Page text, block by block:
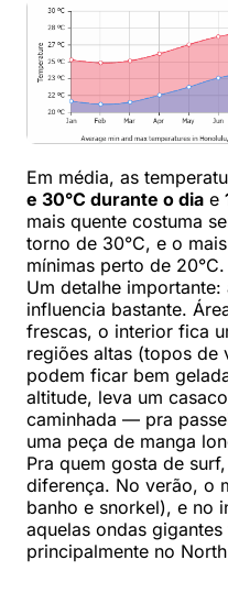
Em média, as
e 30°C durante o dia e
mais quente costuma
torno de 30°C, e o
mínimas perto de
Um detalhe
influencia bastante.
frescas, o interior fica
regiões altas (topos de
podem ficar bem
altitude, leva um
caminhada — pra
uma peça de manga
Pra quem gosta de
diferença. No verão, o
banho e snorkel), e no
aquelas ondas
principalmente no